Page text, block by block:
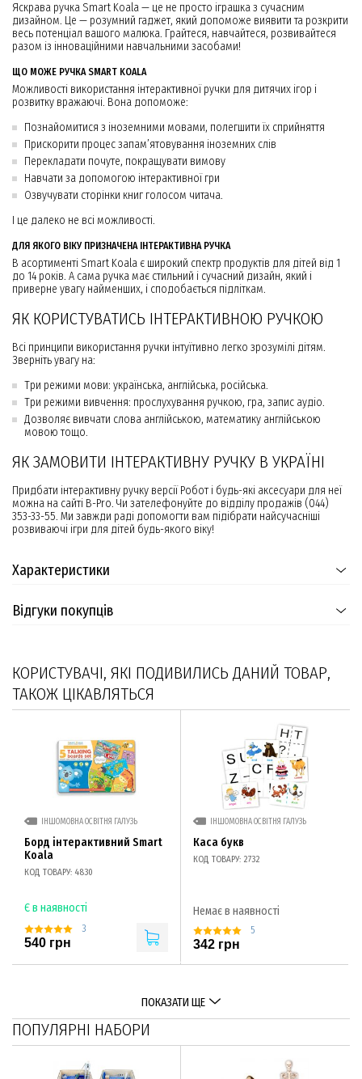
Яскрава ручка Smart Koala — це не просто іграшка з сучасним
дизайном. Це — розумний гаджет, який допоможе виявити та розкрити
весь потенціал вашого малюка. Грайтеся, навчайтеся, розвивайтеся
разом із інноваційними навчальними засобами!
ЩО МОЖЕ РУЧКА SMART KOALA
Можливості використання інтерактивної ручки для дитячих ігор і
розвитку вражаючі. Вона допоможе:
Познайомитися з іноземними мовами, полегшити їх сприйняття
Прискорити процес запам’ятовування іноземних слів
Перекладати почуте, покращувати вимову
Навчати за допомогою інтерактивної гри
Озвучувати сторінки книг голосом читача.
І це далеко не всі можливості.
ДЛЯ ЯКОГО ВІКУ ПРИЗНАЧЕНА ІНТЕРАКТИВНА РУЧКА
В асортименті Smart Koala є широкий спектр продуктів для дітей від 1
до 14 років. А сама ручка має стильний і сучасний дизайн, який і
приверне увагу найменших, і сподобається підліткам.
ЯК КОРИСТУВАТИСЬ ІНТЕРАКТИВНОЮ РУЧКОЮ
Всі принципи використання ручки інтуїтивно легко зрозумілі дітям.
Зверніть увагу на:
Три режими мови: українська, англійська, російська.
Три режими вивчення: прослухування ручкою, гра, запис аудіо.
Дозволяє вивчати слова англійською, математику англійською
мовою тощо.
ЯК ЗАМОВИТИ ІНТЕРАКТИВНУ РУЧКУ В УКРАЇНІ
Придбати інтерактивну ручку версії Робот і будь-які аксесуари для неї
можна на сайті B-Pro. Чи зателефонуйте до відділу продажів (044)
353-33-55. Ми завжди раді допомогти вам підібрати найсучасніші
розвиваючі ігри для дітей будь-якого віку!
Характеристики
Відгуки покупців
КОРИСТУВАЧІ, ЯКІ ПОДИВИЛИСЬ ДАНИЙ ТОВАР,
ТАКОЖ ЦІКАВЛЯТЬСЯ
ІНШОМОВНА ОСВІТНЯ ГАЛУЗЬ
Борд інтерактивний Smart
Koala
КОД ТОВАРУ: 4830
Є в наявності
3
540 грн
ІНШОМОВНА ОСВІТНЯ ГАЛУЗЬ
Каса букв
КОД ТОВАРУ: 2732
Немає в наявності
5
342 грн
ПОКАЗАТИ ЩЕ
ПОПУЛЯРНІ НАБОРИ